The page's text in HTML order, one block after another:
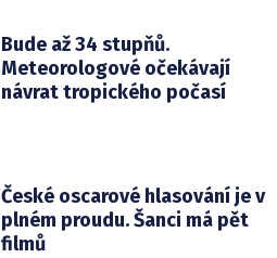
Bude až 34 stupňů.
Meteorologové očekávají
návrat tropického počasí
České oscarové hlasování je v
plném proudu. Šanci má pět
filmů